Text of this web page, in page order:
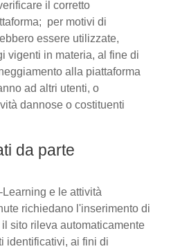
il corretto
per motivi di
essere utilizzate,
vigenti in materia, al fine di
alla piattaforma
ad altri utenti, o
dannose o costituenti
da parte
e le attività
richiedano l'inserimento di
sito rileva automaticamente
identificativi, ai fini di